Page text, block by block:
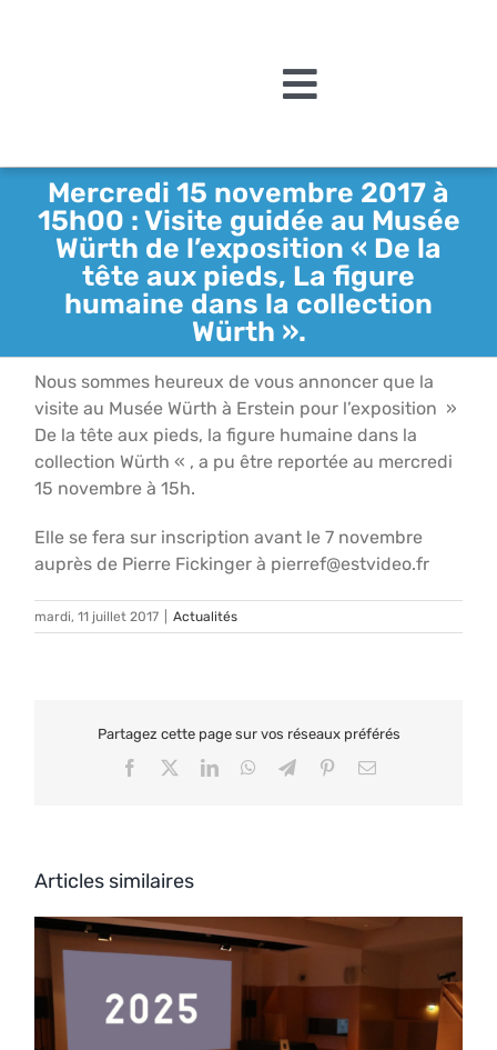
Toggle
L’association
Agenda
Actualités
Acquisitions et
Editions
Le MAMCS
Mercredi 15 novembre 2017 à
15h00 : Visite guidée au Musée
Würth de l’exposition « De la
tête aux pieds, La figure
humaine dans la collection
Würth ».
Nous sommes heureux de vous annoncer que la
visite au Musée Würth à Erstein pour l’exposition »
De la tête aux pieds, la figure humaine dans la
collection Würth « , a pu être reportée au mercredi
15 novembre à 15h.
Elle se fera sur inscription avant le 7 novembre
auprès de Pierre Fickinger à pierref@estvideo.fr
mardi, 11 juillet 2017 Actualités
Partagez cette page sur vos réseaux préférés
Facebook LinkedInWhatsApp
TelegramPinterestEmail
Articles similaires